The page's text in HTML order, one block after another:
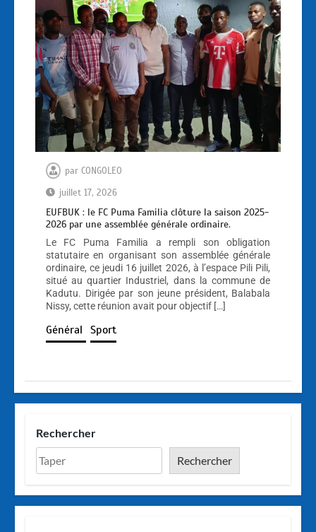
par CONGOLEO
juillet 17, 2026
EUFBUK : le FC Puma Familia clôture la saison 2025-
2026 par une assemblée générale ordinaire.
Le FC Puma Familia a rempli son obligation
statutaire en organisant son assemblée générale
ordinaire, ce jeudi 16 juillet 2026, à l’espace Pili Pili,
situé au quartier Industriel, dans la commune de
Kadutu. Dirigée par son jeune président, Balabala
Nissy, cette réunion avait pour objectif […]
Général Sport
Rechercher
Rechercher